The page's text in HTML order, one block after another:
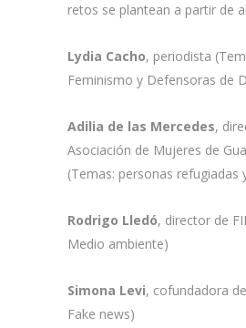
retos se plantean a partir de
Lydia Cacho, periodista
Feminismo y Defensoras de
Adilia de las Mercedes,
Asociación de Mujeres de
(Temas: personas refugiadas
Rodrigo Lledó, director de
Medio ambiente)
Simona Levi, cofundadora
Fake news)